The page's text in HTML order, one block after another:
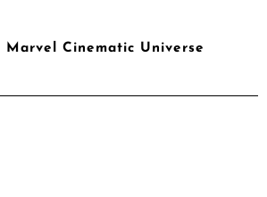
Cinematic Universe